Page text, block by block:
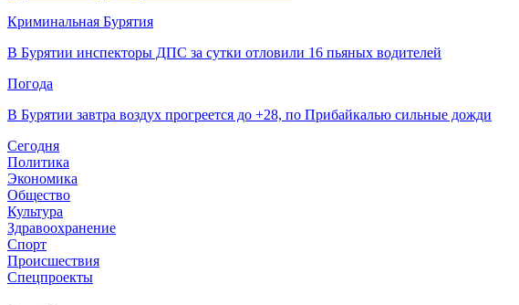
Криминальная Бурятия
В Бурятии инспекторы ДПС за сутки отловили 16 пьяных водителей
Погода
В Бурятии завтра воздух прогреется до +28, по Прибайкалью сильные дожди
Сегодня
Политика
Экономика
Общество
Культура
Здравоохранение
Спорт
Происшествия
Спецпроекты